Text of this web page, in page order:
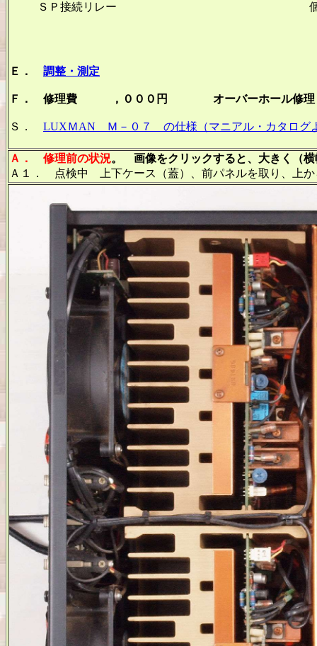
ＳＰ接続リレー 個
Ｅ． 調整・測定
Ｆ． 修理費 ，０００円 オーバーホール修理
Ｓ． LUXＭAN Ｍ－０７ の仕様（マニアル・カタログ
Ａ． 修理前の状況。 画像をクリックすると、大きく（横
Ａ１． 点検中 上下ケース（蓋）、前パネルを取り、上か